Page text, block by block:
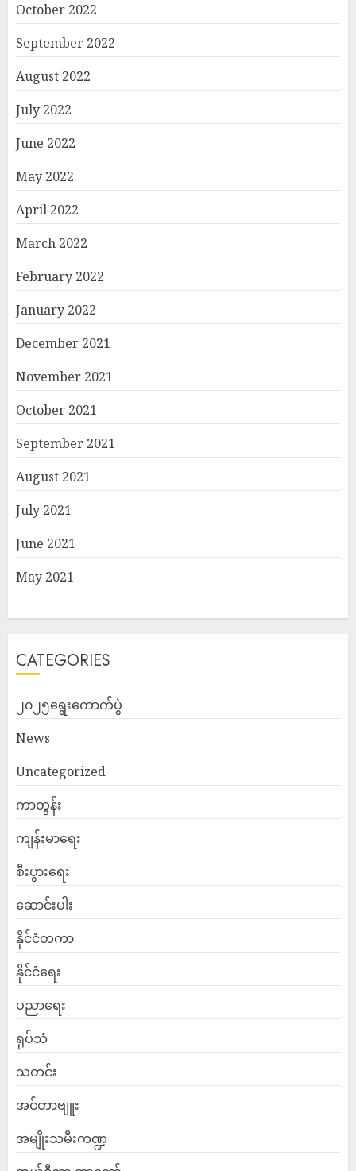
October 2022
September 2022
August 2022
July 2022
June 2022
May 2022
April 2022
March 2022
February 2022
January 2022
December 2021
November 2021
October 2021
September 2021
August 2021
July 2021
June 2021
May 2021
CATEGORIES
၂၀၂၅ရွေးကောက်ပွဲ
News
Uncategorized
ကာတွန်း
ကျန်းမာရေး
စီးပွားရေး
ဆောင်းပါး
နိုင်ငံတကာ
နိုင်ငံရေး
ပညာရေး
ရုပ်သံ
သတင်း
အင်တာဗျူး
အမျိုးသမီးကဏ္ဍ